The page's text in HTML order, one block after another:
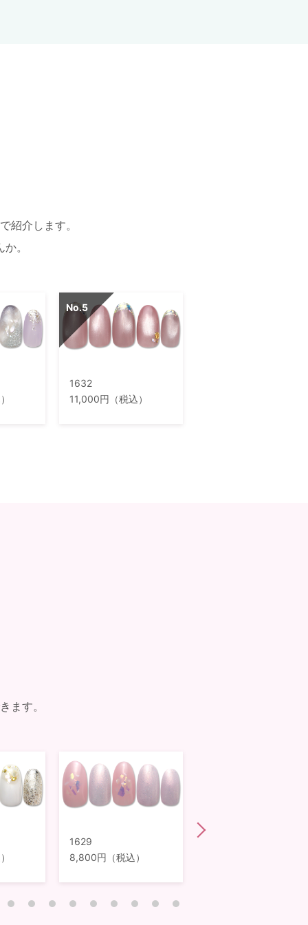
紹介します。
。
1632
11,000円（税込）
ます。
1629
8,800円（税込）